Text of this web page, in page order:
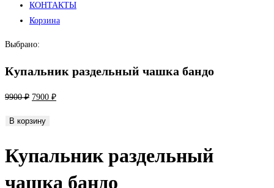
КОНТАКТЫ
Корзина
Выбрано:
Купальник раздельный чашка бандо
9900₽ Первоначальная
составляла
7900 ₽Текущая
Количество
Купальник
раздельный
чашка
В корзину
Купальник раздельный
чашка бандо